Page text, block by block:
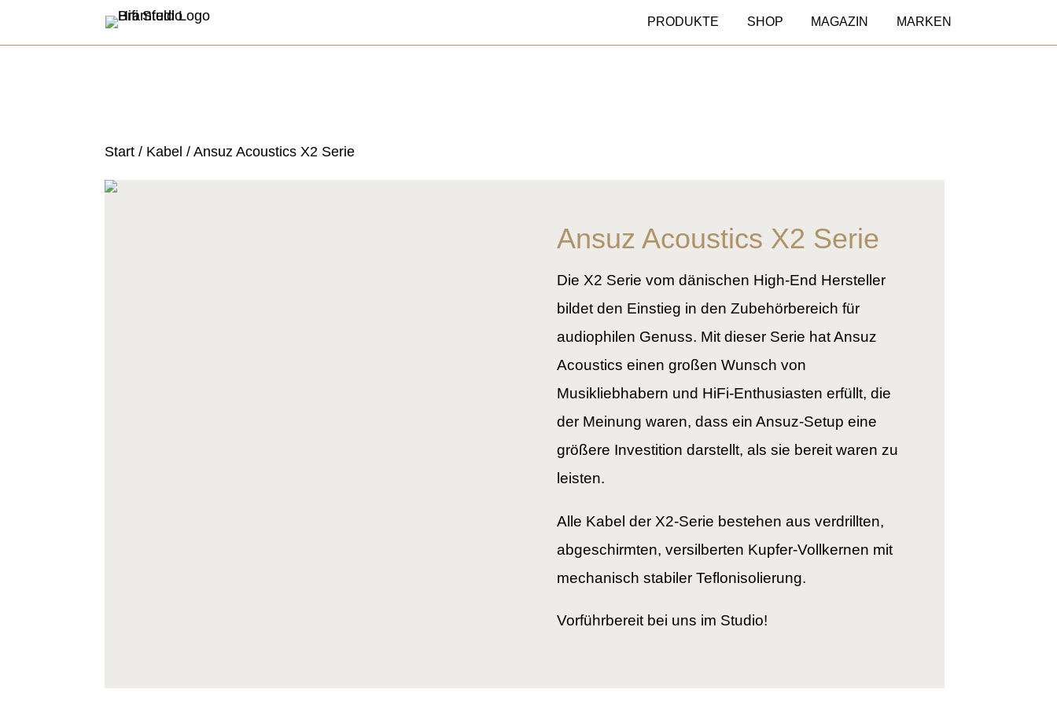
PRODUKTE SHOP MAGAZIN MARKEN
Start / Kabel / Ansuz Acoustics X2 Serie
Ansuz Acoustics X2 Serie
Die X2 Serie vom dänischen High-End Hersteller
bildet den Einstieg in den Zubehörbereich für
audiophilen Genuss. Mit dieser Serie hat Ansuz
Acoustics einen großen Wunsch von
Musikliebhabern und HiFi-Enthusiasten erfüllt, die
der Meinung waren, dass ein Ansuz-Setup eine
größere Investition darstellt, als sie bereit waren zu
leisten.
Alle Kabel der X2-Serie bestehen aus verdrillten,
abgeschirmten, versilberten Kupfer-Vollkernen mit
mechanisch stabiler Teflonisolierung.
Vorführbereit bei uns im Studio!